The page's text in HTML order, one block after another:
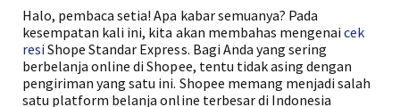
Halo, pembaca setia! Apa kabar semuanya? Pada
kesempatan kali ini, kita akan membahas mengenai cek
resi Shope Standar Express. Bagi Anda yang sering
berbelanja online di Shopee, tentu tidak asing dengan
pengiriman yang satu ini. Shopee memang menjadi salah
satu platform belanja online terbesar di Indonesia